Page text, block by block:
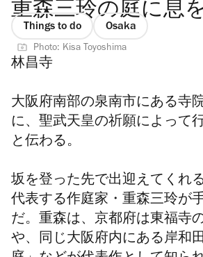
重森三玲の庭に息
Things to do Osaka
Photo: Kisa Toyoshima
林昌寺
大阪府南部の泉南市にある寺
に、聖武天皇の祈願によって
と伝わる。
坂を登った先で出迎えてくれ
代表する作庭家・重森三玲が
だ。重森は、京都府は東福寺
や、同じ大阪府内にある岸和